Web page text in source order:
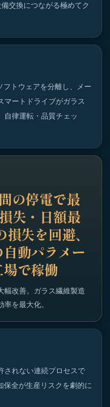
交換につながる極めてク
フトウェアを分離し、メー
マートドライブがガラス
自律運転・品質チェッ
の停電で最
失・日額最
失を回避、
動パラメー
で稼働
幅改善。ガラス繊維製造
を最大化。
されない連続プロセスで
保全が生産リスクを劇的に